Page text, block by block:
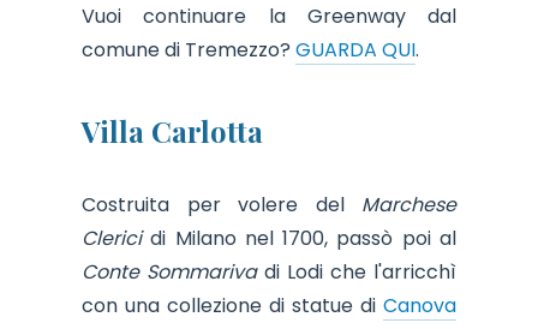
Vuoi continuare la Greenway dal
comune di Tremezzo? GUARDA QUI.
Villa Carlotta
Costruita per volere del Marchese
Clericidi Milano nel 1700, passò poi al
Conte Sommarivadi Lodi che l'arricchì
con una collezione di statue di Canova